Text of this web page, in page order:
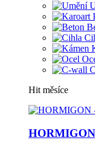
Hit měsíce